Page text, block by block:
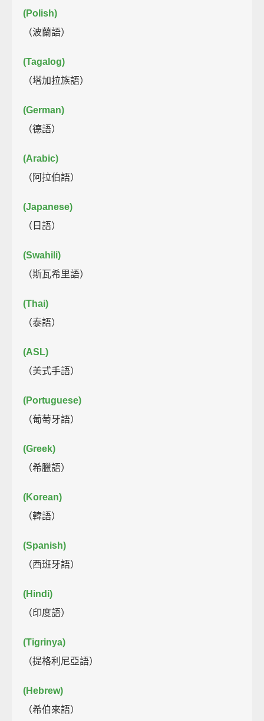
(Polish)
（波蘭語）
(Tagalog)
（塔加拉族語）
(German)
（德語）
(Arabic)
（阿拉伯語）
(Japanese)
（日語）
(Swahili)
（斯瓦希里語）
(Thai)
（泰語）
(ASL)
（美式手語）
(Portuguese)
（葡萄牙語）
(Greek)
（希臘語）
(Korean)
（韓語）
(Spanish)
（西班牙語）
(Hindi)
（印度語）
(Tigrinya)
（提格利尼亞語）
(Hebrew)
（希伯來語）